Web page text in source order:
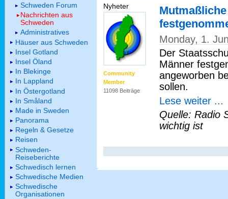
Nyheter
Community
Member
11098 Beiträge
Monday, 1.
Der
Männer
angeworben
sollen.
Lese weiter ...
Quelle: Radio
wichtig ist
Schweden Forum
Nachrichten aus
Schweden
Administratives
Häuser aus Schweden
Insel Gotland
Insel Öland
In Blekinge
In Lappland
In Östergotland
In Småland
Made in Sweden
Panorama
Regeln & Gesetze
Reisen
Schweden-
Reiseberichte
Schwedisch lernen
Schwedische Medien
Schwedische
Organisationen